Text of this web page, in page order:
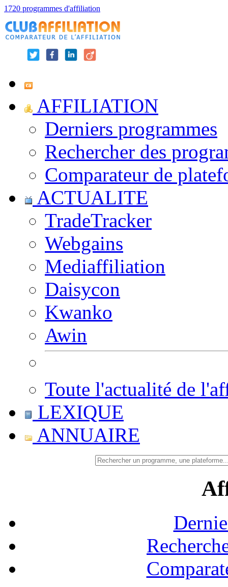
1720 programmes d'affiliation
AFFILIATION
Derniers programmes
Rechercher des
Comparateur de
ACTUALITE
TradeTracker
Webgains
Mediaffiliation
Daisycon
Kwanko
Awin
Toute l'actualité de
LEXIQUE
ANNUAIRE